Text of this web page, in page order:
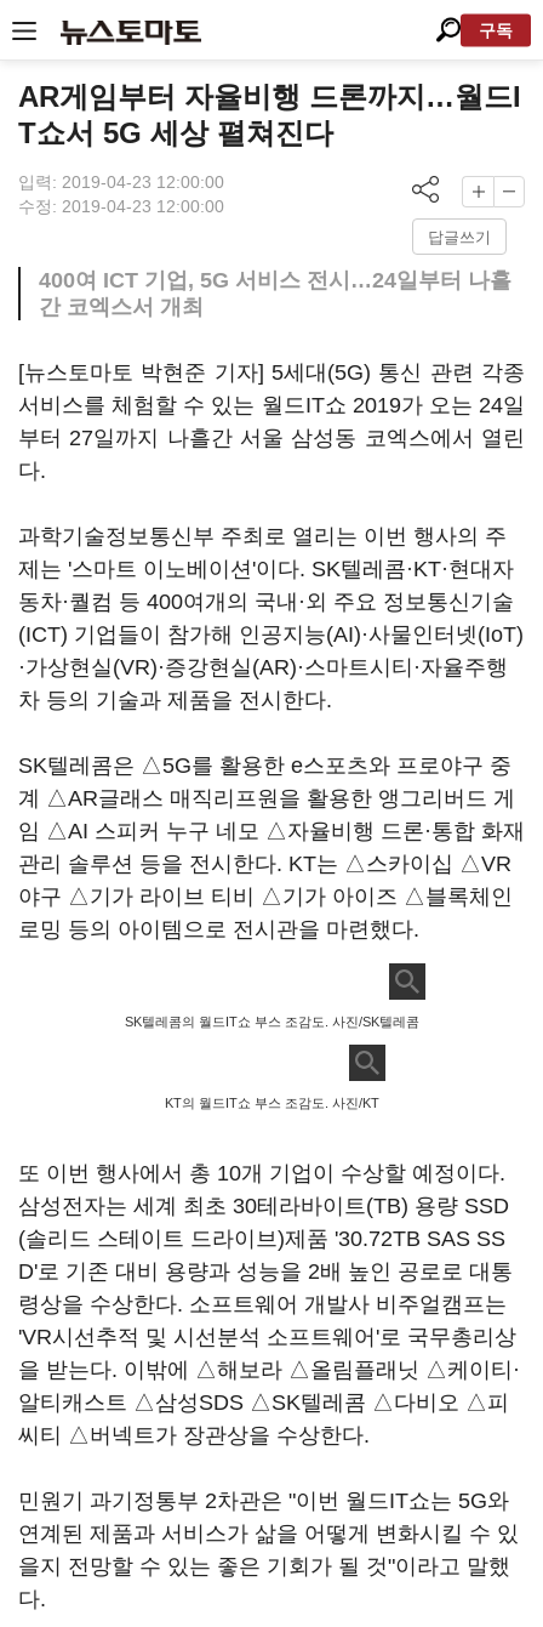
구독
AR게임부터 자율비행 드론까지…월드I
T쇼서 5G 세상 펼쳐진다
입력: 2019-04-23 12:00:00
수정: 2019-04-23 12:00:00
답글쓰기
400여 ICT 기업, 5G 서비스 전시…24일부터 나흘
간 코엑스서 개최
[뉴스토마토 박현준 기자] 5세대(5G) 통신 관련 각종
서비스를 체험할 수 있는 월드IT쇼 2019가 오는 24일
부터 27일까지 나흘간 서울 삼성동 코엑스에서 열린
다.
과학기술정보통신부 주최로 열리는 이번 행사의 주
제는 '스마트 이노베이션'이다. SK텔레콤·KT·현대자
동차·퀄컴 등 400여개의 국내·외 주요 정보통신기술
(ICT) 기업들이 참가해 인공지능(AI)·사물인터넷(IoT)
·가상현실(VR)·증강현실(AR)·스마트시티·자율주행
차 등의 기술과 제품을 전시한다.
SK텔레콤은 △5G를 활용한 e스포츠와 프로야구 중
계 △AR글래스 매직리프원을 활용한 앵그리버드 게
임 △AI 스피커 누구 네모 △자율비행 드론·통합 화재
관리 솔루션 등을 전시한다. KT는 △스카이십 △VR
야구 △기가 라이브 티비 △기가 아이즈 △블록체인
로밍 등의 아이템으로 전시관을 마련했다.
SK텔레콤의 월드IT쇼 부스 조감도. 사진/SK텔레콤
KT의 월드IT쇼 부스 조감도. 사진/KT
또 이번 행사에서 총 10개 기업이 수상할 예정이다.
삼성전자는 세계 최초 30테라바이트(TB) 용량 SSD
(솔리드 스테이트 드라이브)제품 '30.72TB SAS SS
D'로 기존 대비 용량과 성능을 2배 높인 공로로 대통
령상을 수상한다. 소프트웨어 개발사 비주얼캠프는
'VR시선추적 및 시선분석 소프트웨어'로 국무총리상
을 받는다. 이밖에 △해보라 △올림플래닛 △케이티·
알티캐스트 △삼성SDS △SK텔레콤 △다비오 △피
씨티 △버넥트가 장관상을 수상한다.
민원기 과기정통부 2차관은 "이번 월드IT쇼는 5G와
연계된 제품과 서비스가 삶을 어떻게 변화시킬 수 있
을지 전망할 수 있는 좋은 기회가 될 것"이라고 말했
다.